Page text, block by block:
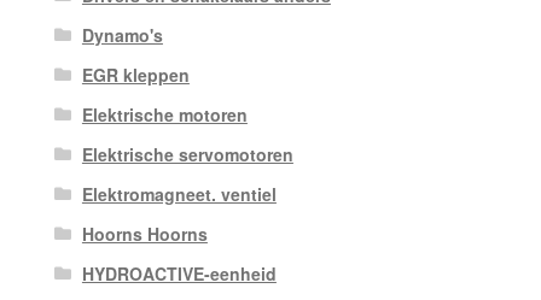
Dynamo's
EGR kleppen
Elektrische motoren
Elektrische servomotoren
Elektromagneet. ventiel
Hoorns Hoorns
HYDROACTIVE-eenheid